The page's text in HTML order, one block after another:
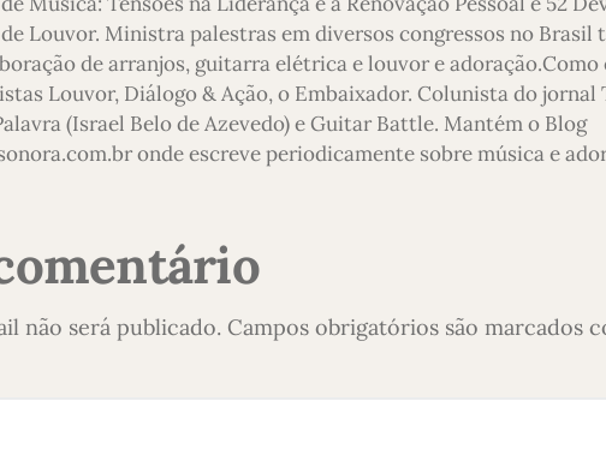
Louvor. Ministra palestras em diversos congressos no Brasil
de arranjos, guitarra elétrica e louvor e
Louvor, Diálogo & Ação, o Embaixador. Colunista do jornal
(Israel Belo de Azevedo) e Guitar Battle. Mantém o Blog
onde escreve periodicamente sobre música e
não será publicado. Campos obrigatórios são marcados